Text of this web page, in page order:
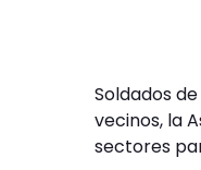
Soldados
vecinos, la
sectores